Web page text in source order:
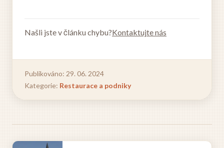
Našli jste v článku chybu?Kontaktujte nás
Publikováno: 29. 06. 2024
Kategorie: Restaurace a podniky